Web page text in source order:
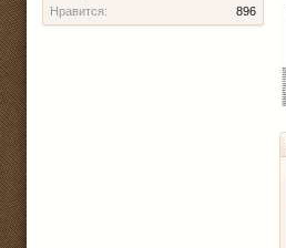
Нравится:
896